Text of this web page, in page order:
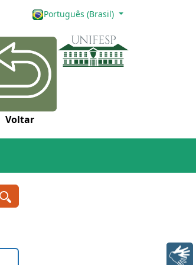
Português (Brasil)
Voltar